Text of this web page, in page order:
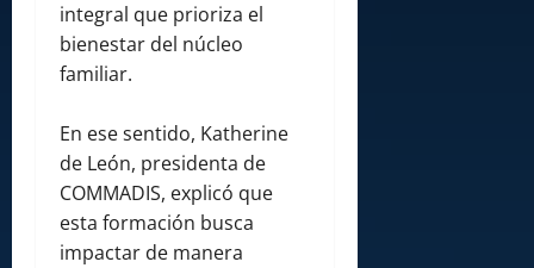
integral que prioriza el
bienestar del núcleo
familiar.
En ese sentido, Katherine
de León, presidenta de
COMMADIS, explicó que
esta formación busca
impactar de manera